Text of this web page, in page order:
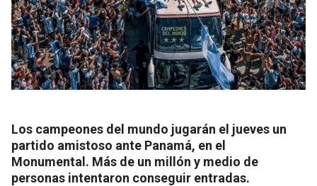
Los campeones del mundo jugarán el jueves un
partido amistoso ante Panamá, en el
Monumental. Más de un millón y medio de
personas intentaron conseguir entradas.